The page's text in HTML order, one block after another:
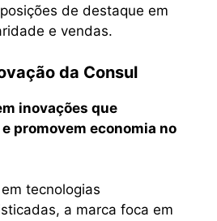
de destaque em
e vendas.
da Consul
inovações que
promovem economia no
tecnologias
a marca foca em